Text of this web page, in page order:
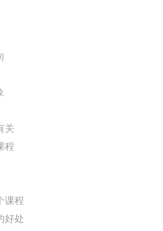
关
程
课程
好处